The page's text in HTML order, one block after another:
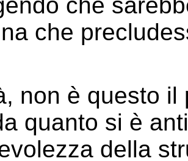
che
non è questo
quanto si è
della